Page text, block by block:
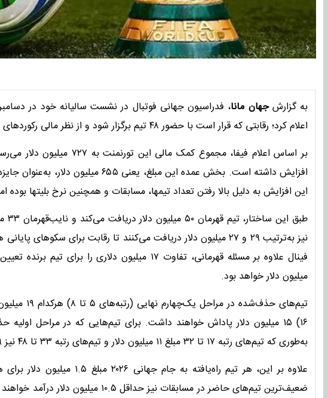
به گزارشجهان مانا
اعلام کرد؛ رقابتی که قرار است با حضور ۴۸ تیم برگزار شود و از نظر مالی رکوردهای جدیدی را ثبت کند.
افزایش داشته است. بخش عمده این مبلغ،
این افزایش به دلیل بالا رفتن تعداد تیمها، مسابقات و همچنین نرخ بلیتها بوده
نیز به‌ترتیب ۲۹ و ۲۷ میلیون دلار دریافت می‌کنند تا رقابت برای
میلیون دلار خواهد بود.
۱۶) ۱۵ میلیون دلار پاداش خواهند داشت. برای تیم‌هایی که در مراحل
به‌طوری که تیم‌های رتبه ۱۷ تا ۳۲ مبلغ ۱۱ میلیون دلار و تیم‌های رتبه ۳۳ تا ۴۸ نیز ۹ میلیون دلار دریافت خواهند کرد.
علاوه بر این، هر تیم
ضعیف‌ترین تیم‌های حاضر در مسابقات نیز